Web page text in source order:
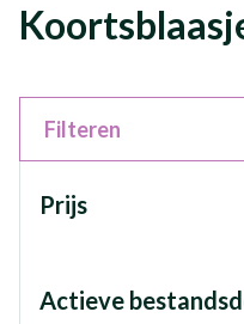
Filteren
Prijs
Actieve